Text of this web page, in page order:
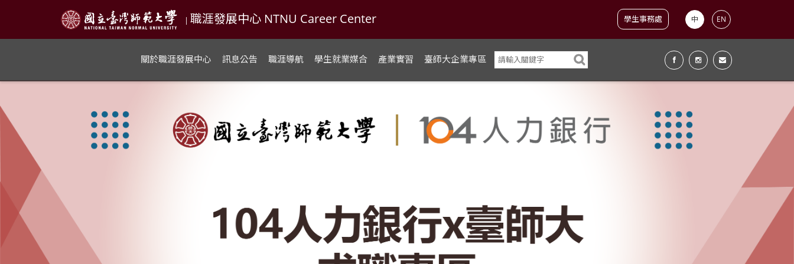
| 職涯發展中心 NTNU Career Center 學生事務處 中 EN
關於職涯發展中心 訊息公告 職涯導航 學生就業媒合 產業實習 臺師大企業專區